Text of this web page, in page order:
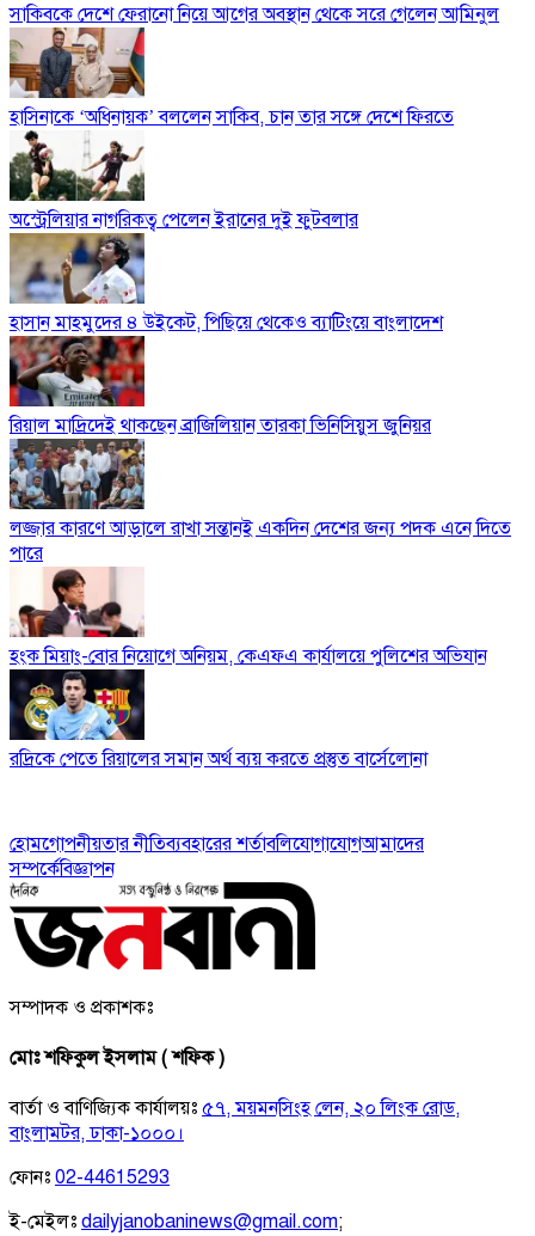
সাকিবকে দেশে ফেরানো নিয়ে আগের অবস্থান থেকে সরে গেলেন আমিনুল
হাসিনাকে ‘অধিনায়ক’ বললেন সাকিব, চান তার সঙ্গে দেশে ফিরতে
অস্ট্রেলিয়ার নাগরিকত্ব পেলেন ইরানের দুই ফুটবলার
হাসান মাহমুদের ৪ উইকেট, পিছিয়ে থেকেও ব্যাটিংয়ে বাংলাদেশ
রিয়াল মাদ্রিদেই থাকছেন ব্রাজিলিয়ান তারকা ভিনিসিয়ুস জুনিয়র
লজ্জার কারণে আড়ালে রাখা সন্তানই একদিন দেশের জন্য পদক এনে দিতে
পারে
হংক মিয়াং-বোর নিয়োগে অনিয়ম, কেএফএ কার্যালয়ে পুলিশের অভিযান
রদ্রিকে পেতে রিয়ালের সমান অর্থ ব্যয় করতে প্রস্তুত বার্সেলোনা
হোমগোপনীয়তার নীতিব্যবহারের শর্তাবলিযোগাযোগআমাদের
সম্পর্কেবিজ্ঞাপন
সম্পাদক ও প্রকাশকঃ
মোঃ শফিকুল ইসলাম ( শফিক )
বার্তা ও বাণিজ্যিক কার্যালয়ঃ ৫৭, ময়মনসিংহ লেন, ২০ লিংক রোড,
বাংলামটর, ঢাকা-১০০০।
ফোনঃ 02-44615293
ই-মেইলঃ dailyjanobaninews@gmail.com;